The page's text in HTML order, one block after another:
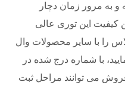
و به مرور زمان دچار
کیفیت این توری عالی
را با سایر محصولات وال
با شماره درج شده در
می توانند مراحل ثبت